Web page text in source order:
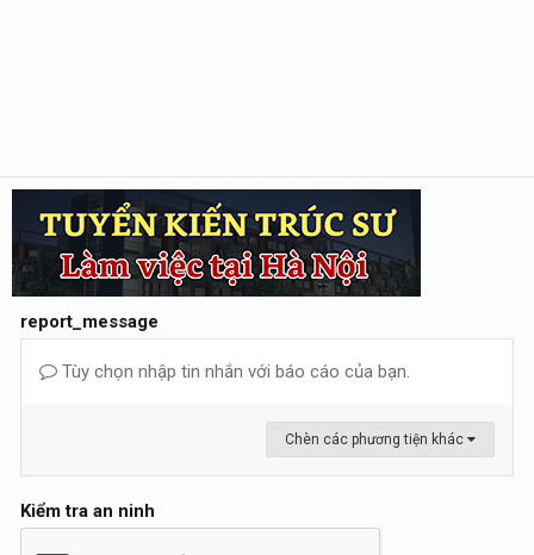
report_message
Tùy chọn nhập tin nhắn với báo cáo của bạn.
Chèn các phương tiện khác
Kiểm tra an ninh